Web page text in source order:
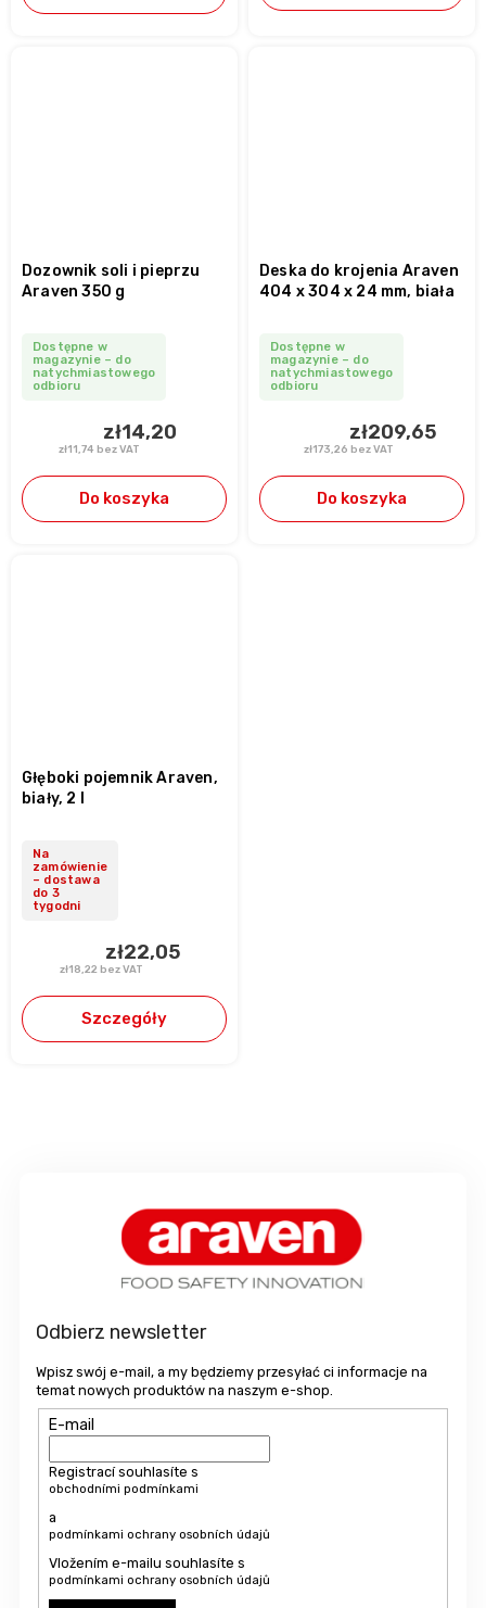
Dozownik soli i pieprzu
Araven 350 g
Dostępne w
magazynie – do
natychmiastowego
odbioru
zł11,74 bez VAT
zł14,20
Do koszyka
Deska do krojenia Araven
404 x 304 x 24 mm, biała
Dostępne w
magazynie – do
natychmiastowego
odbioru
zł173,26 bez VAT
zł209,65
Do koszyka
Głęboki pojemnik Araven,
biały, 2 l
Na
zamówienie
– dostawa
do 3
tygodni
zł18,22 bez VAT
zł22,05
Szczegóły
Odbierz newsletter
Wpisz swój e-mail, a my będziemy przesyłać ci informacje na
temat nowych produktów na naszym e-shop.
E-mail
Registrací souhlasíte s
obchodními podmínkami
a
podmínkami ochrany osobních údajů
Vložením e-mailu souhlasíte s
podmínkami ochrany osobních údajů